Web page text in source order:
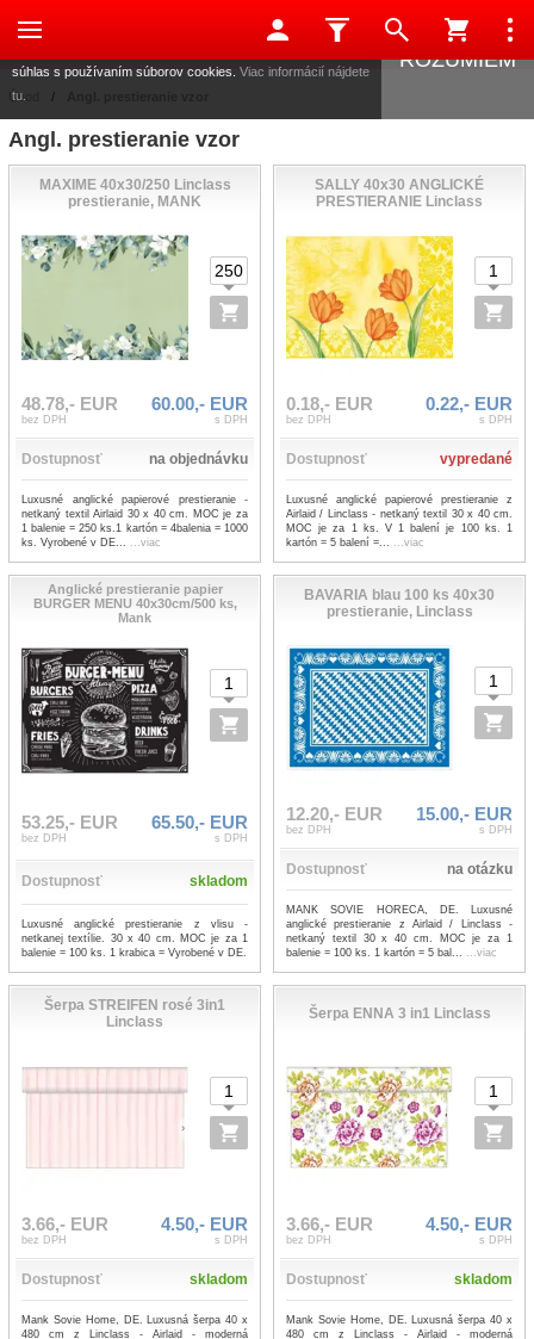
Úvod /
Angl. prestieranie vzor
MAXIME 40x30/250 Linclass
prestieranie, MANK
48.78,- EUR
bez DPH
60.00,- EUR
s DPH
Dostupnosť na objednávku
Luxusné anglické papierové prestieranie -
netkaný textil Airlaid 30 x 40 cm. MOC je za
1 balenie = 250 ks.1 kartón = 4balenia = 1000
ks. Vyrobené v DE... ...viac
SALLY 40x30 ANGLICKÉ
PRESTIERANIE Linclass
0.18,- EUR
bez DPH
0.22,- EUR
s DPH
Dostupnosť vypredané
Luxusné anglické papierové prestieranie z
Airlaid / Linclass - netkaný textil 30 x 40 cm.
MOC je za 1 ks. V 1 balení je 100 ks. 1
kartón = 5 balení =... ...viac
Anglické prestieranie papier
BURGER MENU 40x30cm/500 ks,
Mank
53.25,- EUR
bez DPH
65.50,- EUR
s DPH
Dostupnosť skladom
Luxusné anglické prestieranie z vlisu -
netkanej textílie. 30 x 40 cm. MOC je za 1
balenie = 100 ks. 1 krabica = Vyrobené v DE.
BAVARIA blau 100 ks 40x30
prestieranie, Linclass
12.20,- EUR
bez DPH
15.00,- EUR
s DPH
Dostupnosť na otázku
MANK SOVIE HORECA, DE. Luxusné
anglické prestieranie z Airlaid / Linclass -
netkaný textil 30 x 40 cm. MOC je za 1
balenie = 100 ks. 1 kartón = 5 bal... ...viac
Šerpa STREIFEN rosé 3in1
Linclass
3.66,- EUR
bez DPH
4.50,- EUR
s DPH
Dostupnosť skladom
Mank Sovie Home, DE. Luxusná šerpa 40 x
480 cm z Linclass - Airlaid - moderná
Šerpa ENNA 3 in1 Linclass
3.66,- EUR
bez DPH
4.50,- EUR
s DPH
Dostupnosť skladom
Mank Sovie Home, DE. Luxusná šerpa 40 x
480 cm z Linclass - Airlaid - moderná
Táto stránka používa súbory cookies, ktoré nám pomáhajú
súhlas s používaním súborov cookies. Viac informácií nájdete
tu.
ROZUMIEM